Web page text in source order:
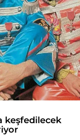
keşfedilecek